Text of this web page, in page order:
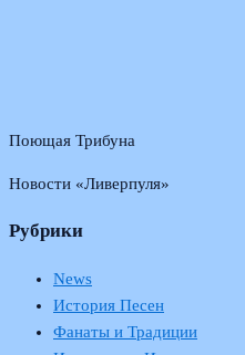
Поющая Трибуна
Новости «Ливерпуля»
Рубрики
News
История Песен
Фанаты и Традиции